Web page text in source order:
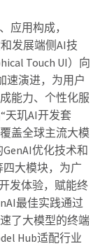
应用构成，
发展端侧AI技
Touch UI）向
速演进，为用户
能力、个性化服
天玑AI开发套
盖全球主流大模
优化技术和
四大模块，为广
发体验，赋能终
最佳实践通过
了大模型的终端
Hub适配行业